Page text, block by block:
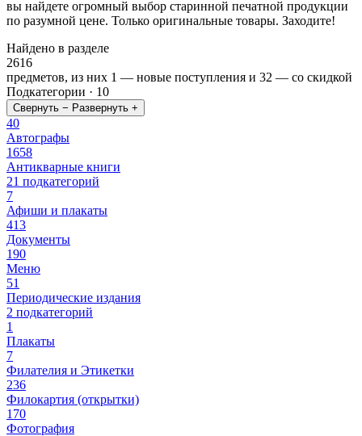
вы найдете огромный выбор старинной печатной продукции
по разумной цене. Только оригинальные товары. Заходите!
Найдено в разделе
2616
предметов, из них 1 — новые поступления и 32 — со скидкой
Подкатегории · 10
Свернуть − Развернуть +
40
Автографы
1658
Антикварные книги
21 подкатегорий
7
Афиши и плакаты
413
Документы
190
Меню
51
Периодические издания
2 подкатегорий
1
Плакаты
7
Филателия и Этикетки
236
Филокартия (открытки)
170
Фотография